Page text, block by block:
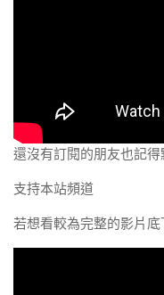
還沒有訂閱的朋友也記得
支持本站頻道
若想看較為完整的影片